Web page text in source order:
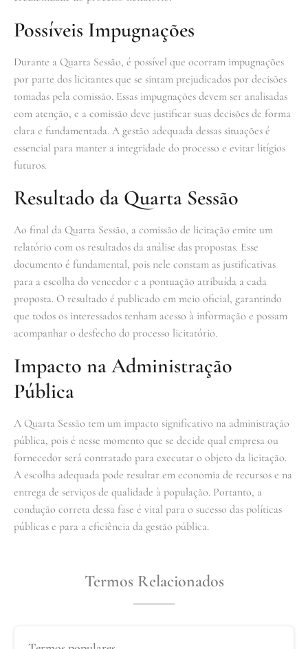
Possíveis Impugnações
Durante a Quarta Sessão, é possível que ocorram impugnações
por parte dos licitantes que se sintam prejudicados por decisões
tomadas pela comissão. Essas impugnações devem ser analisadas
com atenção, e a comissão deve justificar suas decisões de forma
clara e fundamentada. A gestão adequada dessas situações é
essencial para manter a integridade do processo e evitar litígios
futuros.
Resultado da Quarta Sessão
Ao final da Quarta Sessão, a comissão de licitação emite um
relatório com os resultados da análise das propostas. Esse
documento é fundamental, pois nele constam as justificativas
para a escolha do vencedor e a pontuação atribuída a cada
proposta. O resultado é publicado em meio oficial, garantindo
que todos os interessados tenham acesso à informação e possam
acompanhar o desfecho do processo licitatório.
Impacto na Administração
Pública
A Quarta Sessão tem um impacto significativo na administração
pública, pois é nesse momento que se decide qual empresa ou
fornecedor será contratado para executar o objeto da licitação.
A escolha adequada pode resultar em economia de recursos e na
entrega de serviços de qualidade à população. Portanto, a
condução correta dessa fase é vital para o sucesso das políticas
públicas e para a eficiência da gestão pública.
Termos Relacionados